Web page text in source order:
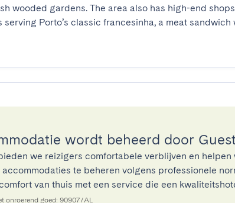
wooded gardens. The area also has high-end
Porto’s classic francesinha, a meat sandwich
wordt beheerd door
we reizigers comfortabele verblijven en helpen
te beheren volgens professionele
van thuis met een service die een
onroerend goed: 90907/AL